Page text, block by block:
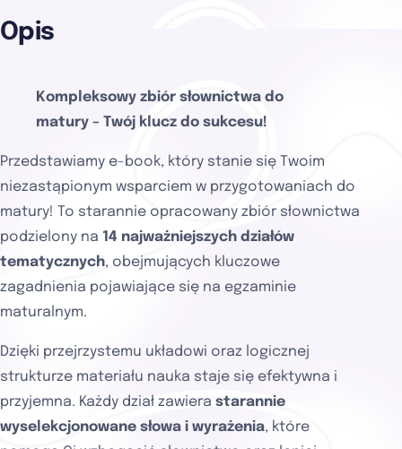
Opis
Kompleksowy zbiór słownictwa do
matury – Twój klucz do sukcesu!
Przedstawiamy e-book, który stanie się Twoim
niezastąpionym wsparciem w przygotowaniach do
matury! To starannie opracowany zbiór słownictwa
podzielony na 14 najważniejszych działów
tematycznych, obejmujących kluczowe
zagadnienia pojawiające się na egzaminie
maturalnym.
Dzięki przejrzystemu układowi oraz logicznej
strukturze materiału nauka staje się efektywna i
przyjemna. Każdy dział zawiera starannie
wyselekcjonowane słowa i wyrażenia, które